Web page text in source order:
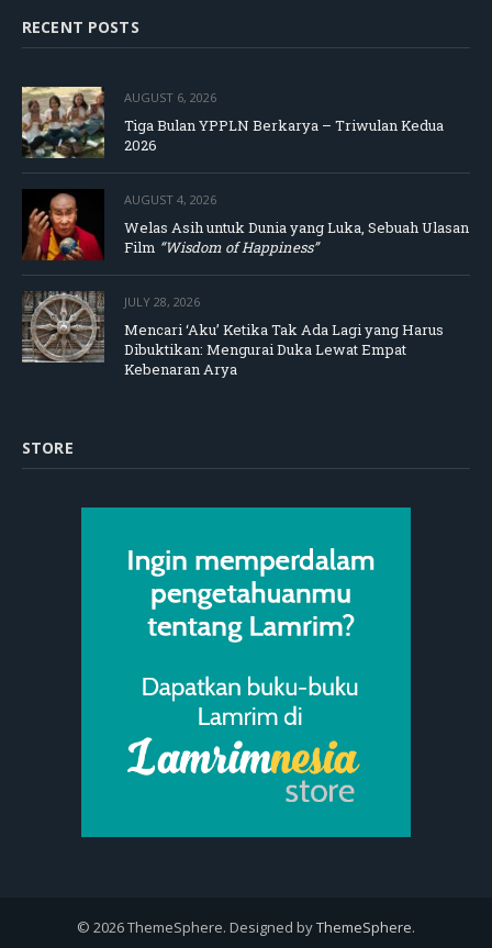
RECENT POSTS
AUGUST 6, 2026
Tiga Bulan YPPLN Berkarya – Triwulan Kedua
2026
AUGUST 4, 2026
Welas Asih untuk Dunia yang Luka, Sebuah Ulasan
Film “Wisdom of Happiness”
JULY 28, 2026
Mencari ‘Aku’ Ketika Tak Ada Lagi yang Harus
Dibuktikan: Mengurai Duka Lewat Empat
Kebenaran Arya
STORE
© 2026 ThemeSphere. Designed byThemeSphere.